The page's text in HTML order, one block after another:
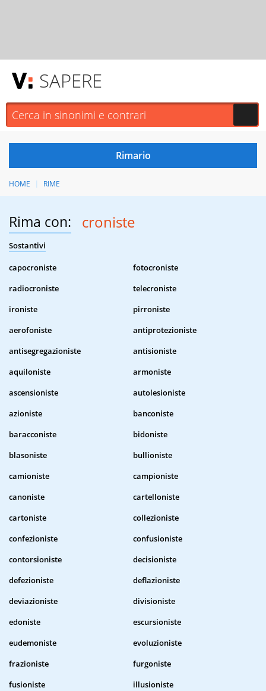
SAPERE
HOME RIME
Rima con: croniste
Sostantivi
capocroniste
fotocroniste
radiocroniste
telecroniste
ironiste
pirroniste
aerofoniste
antiprotezioniste
antisegregazioniste
antisioniste
aquiloniste
armoniste
ascensioniste
autolesioniste
azioniste
banconiste
baracconiste
bidoniste
blasoniste
bullioniste
camioniste
campioniste
canoniste
cartelloniste
cartoniste
collezioniste
confezioniste
confusioniste
contorsioniste
decisioniste
defezioniste
deflazioniste
deviazioniste
divisioniste
edoniste
escursioniste
eudemoniste
evoluzioniste
frazioniste
furgoniste
fusioniste
illusioniste